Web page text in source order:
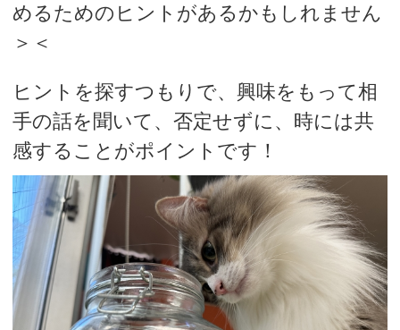
めるためのヒントがあるかもしれません
＞＜
ヒントを探すつもりで、興味をもって相
手の話を聞いて、否定せずに、時には共
感することがポイントです！